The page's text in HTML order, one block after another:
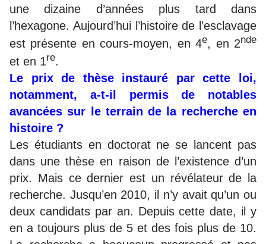
une dizaine d’années plus tard dans
l’hexagone. Aujourd’hui l’histoire de l’esclavage
est présente en cours-moyen, en 4e, en 2nde
et en 1re.
Le prix de thèse instauré par cette loi,
notamment, a-t-il permis de notables
avancées sur le terrain de la recherche en
histoire ?
Les étudiants en doctorat ne se lancent pas
dans une thèse en raison de l’existence d’un
prix. Mais ce dernier est un révélateur de la
recherche. Jusqu’en 2010, il n’y avait qu’un ou
deux candidats par an. Depuis cette date, il y
en a toujours plus de 5 et des fois plus de 10.